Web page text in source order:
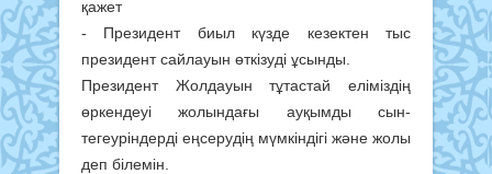
қажет
- Президент биыл күзде кезектен тыс
президент сайлауын өткізуді ұсынды.
Президент Жолдауын тұтастай еліміздің
өркендеуі жолындағы ауқымды сын-
тегеуріндерді еңсерудің мүмкіндігі және жолы
деп білемін.